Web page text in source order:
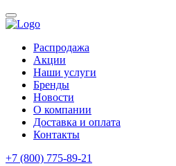
Распродажа
Акции
Наши услуги
Бренды
Новости
О компании
Доставка и оплата
Контакты
+7 (800) 775-89-21